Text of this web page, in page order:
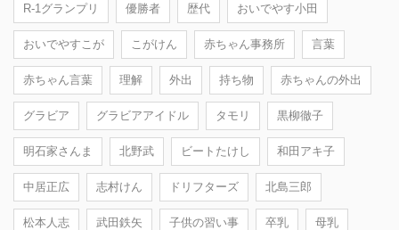
R-1グランプリ 優勝者 歴代 おいでやす小田
おいでやすこが こがけん 赤ちゃん事務所 言葉
赤ちゃん言葉 理解 外出 持ち物 赤ちゃんの外出
グラビア グラビアアイドル タモリ 黒柳徹子
明石家さんま 北野武 ビートたけし 和田アキ子
中居正広 志村けん ドリフターズ 北島三郎
松本人志 武田鉄矢 子供の習い事 卒乳 母乳